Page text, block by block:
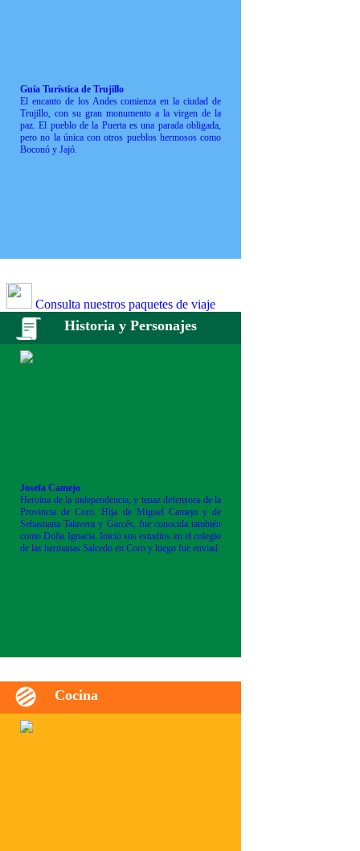
Guía Turística de Trujillo
El encanto de los Andes comienza en la ciudad de
Trujillo, con su gran monumento a la virgen de la
paz. El pueblo de la Puerta es una parada obligada,
pero no la única con otros pueblos hermosos como
Boconó y Jajó.
Consulta nuestros paquetes de viaje
Historia y Personajes
Josefa Camejo
Heroína de la independencia, y tenaz defensora de la
Provincia de Coro. Hija de Miguel Camejo y de
Sebastiana Talavera y Garcés, fue conocida también
como Doña Ignacia. Inició sus estudios en el colegio
de las hermanas Salcedo en Coro y luego fue enviad
Cocina